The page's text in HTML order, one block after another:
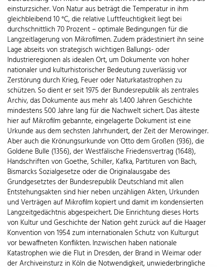
einsturzsicher. Von Natur aus beträgt die Temperatur in ihm
gleichbleibend 10 °C, die relative Luftfeuchtigkeit liegt bei
durchschnittlich 70 Prozent – optimale Bedingungen für die
Langzeitlagerung von Mikrofilmen. Zudem prädestiniert ihn seine
Lage abseits von strategisch wichtigen Ballungs- oder
Industrieregionen als idealen Ort, um Dokumente von hoher
nationaler und kulturhistorischer Bedeutung zuverlässig vor
Zerstörung durch Krieg, Feuer oder Naturkatastrophen zu
schützen. So dient er seit 1975 der Bundesrepublik als zentrales
Archiv, das Dokumente aus mehr als 1.400 Jahren Geschichte
mindestens 500 Jahre lang für die Nachwelt sichert. Das älteste
hier auf Mikrofilm gebannte, eingelagerte Dokument ist eine
Urkunde aus dem sechsten Jahrhundert, der Zeit der Merowinger.
Aber auch die Krönungsurkunde von Otto dem Großen (936), die
Goldene Bulle (1356), der Westfälische Friedensvertrag (1648),
Handschriften von Goethe, Schiller, Kafka, Partituren von Bach,
Bismarcks Sozialgesetze oder die Originalausgabe des
Grundgesetztes der Bundesrepublik Deutschland mit allen
Entstehungsakten sind hier neben unzähligen Akten, Urkunden
und Verträgen auf Mikrofilm kopiert und damit im kondensierten
Langzeitgedächtnis abgespeichert. Die Einrichtung dieses Horts
von Kultur und Geschichte der Nation geht zurück auf die Haager
Konvention von 1954 zum internationalen Schutz von Kulturgut
vor bewaffneten Konflikten. Inzwischen haben nationale
Katastrophen wie die Flut in Dresden, der Brand in Weimar oder
der Archiveinsturz in Köln die Notwendigkeit, unwiederbringliche